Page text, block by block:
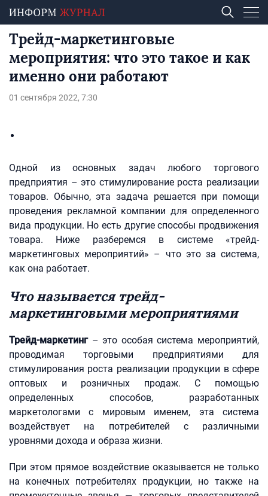
Трейд-маркетинговые
мероприятия: что это такое и как
именно они работают
01 сентября 2022, 7:30
Одной из основных задач любого торгового
предприятия – это стимулирование роста реализации
товаров. Обычно, эта задача решается при помощи
проведения рекламной компании для определенного
вида продукции. Но есть другие способы продвижения
товара. Ниже разберемся в системе «трейд-
маркетинговых мероприятий» – что это за система,
как она работает.
Что называется трейд-
маркетинговыми мероприятиями
Трейд-маркетинг– это особая система мероприятий,
проводимая торговыми предприятиями для
стимулирования роста реализации продукции в сфере
оптовых и розничных продаж. С помощью
определенных способов, разработанных
маркетологами с мировым именем, эта система
воздействует на потребителей с различными
уровнями дохода и образа жизни.
При этом прямое воздействие оказывается не только
на конечных потребителях продукции, но также на